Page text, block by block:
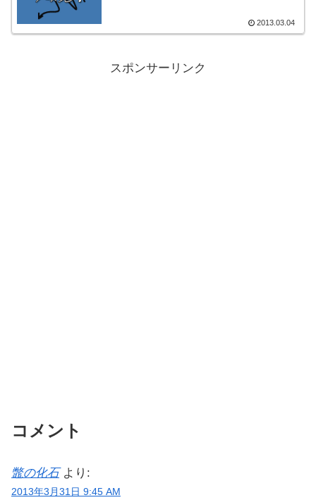
2013.03.04
スポンサーリンク
コメント
鼈の化石 より:
2013年3月31日 9:45 AM